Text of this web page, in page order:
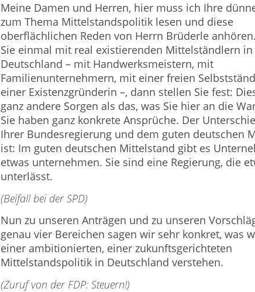
Meine Damen und Herren, hier muss ich Ihre
zum Thema Mittelstandspolitik lesen und diese
oberflächlichen Reden von Herrn Brüderle
Sie einmal mit real existierenden Mittelständlern in
Deutschland – mit Handwerksmeistern, mit
Familienunternehmern, mit einer freien
einer Existenzgründerin –, dann stellen Sie fest:
ganz andere Sorgen als das, was Sie hier an die
Sie haben ganz konkrete Ansprüche. Der
Ihrer Bundesregierung und dem guten deutschen
ist: Im guten deutschen Mittelstand gibt es
etwas unternehmen. Sie sind eine Regierung, die
unterlässt.
(Beifall bei der SPD)
Nun zu unseren Anträgen und zu unseren
genau vier Bereichen sagen wir sehr konkret, was
einer ambitionierten, einer zukunftsgerichteten
Mittelstandspolitik in Deutschland verstehen.
(Zuruf von der FDP: Steuern!)